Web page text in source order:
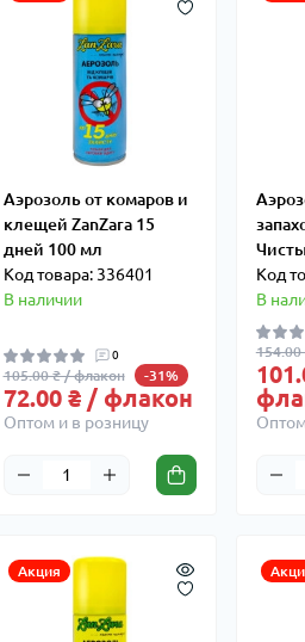
Аэрозоль от комаров и
клещей ZanZara 15
дней 100 мл
Код товара: 336401
В наличии
0
105.00 ₴ / флакон -31%
72.00 ₴ / флакон
Оптом и в розницу
Код
В
Акция